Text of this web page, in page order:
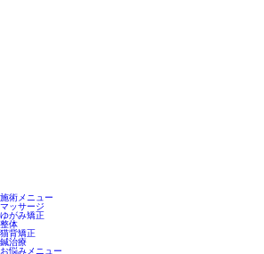
施術メニュー
マッサージ
ゆがみ矯正
整体
猫背矯正
鍼治療
お悩みメニュー